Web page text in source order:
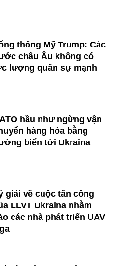
thống Mỹ Trump: Các
châu Âu không có
lượng quân sự mạnh
hầu như ngừng vận
hàng hóa bằng
biển tới Ukraina
giải về cuộc tấn công
LLVT Ukraina nhằm
các nhà phát triển UAV